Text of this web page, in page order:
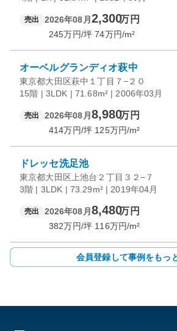
売出 2026年08月 2,300万円
245万円/坪 74万円/m²
オーベルグランディオ萩中
東京都大田区萩中１丁目７−２０
15階 | 3LDK | 71.68m² | 2006年03月
売出 2026年08月 8,980万円
414万円/坪 125万円/m²
ドレッセ洗足池
東京都大田区上池台２丁目３２−７
3階 | 3LDK | 73.29m² | 2019年04月
売出 2026年08月 8,480万円
382万円/坪 116万円/m²
会員登録して事例をもっ